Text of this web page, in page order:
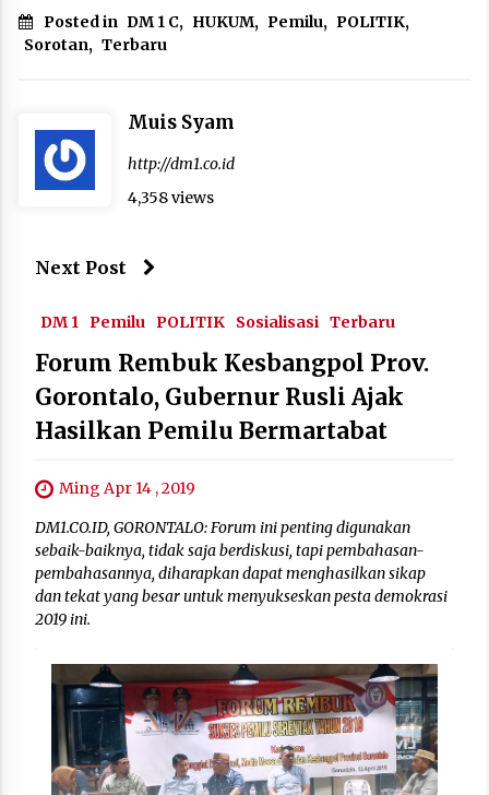
Posted in DM 1 C, HUKUM, Pemilu, POLITIK,
Sorotan, Terbaru
Muis Syam
http://dm1.co.id
4,358 views
Next Post
DM 1 Pemilu POLITIK Sosialisasi Terbaru
Forum Rembuk Kesbangpol Prov.
Gorontalo, Gubernur Rusli Ajak
Hasilkan Pemilu Bermartabat
Ming Apr 14 , 2019
DM1.CO.ID, GORONTALO: Forum ini penting digunakan
sebaik-baiknya, tidak saja berdiskusi, tapi pembahasan-
pembahasannya, diharapkan dapat menghasilkan sikap
dan tekat yang besar untuk menyukseskan pesta demokrasi
2019 ini.